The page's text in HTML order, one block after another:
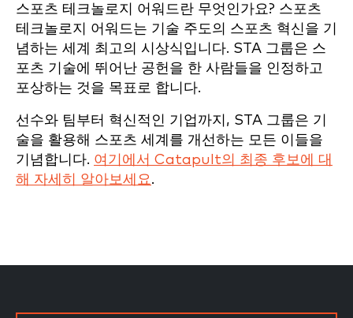
스포츠 테크놀로지 어워드란 무엇인가요? 스포츠
테크놀로지 어워드는 기술 주도의 스포츠 혁신을 기
념하는 세계 최고의 시상식입니다. STA 그룹은 스
포츠 기술에 뛰어난 공헌을 한 사람들을 인정하고
포상하는 것을 목표로 합니다.
선수와 팀부터 혁신적인 기업까지, STA 그룹은 기
술을 활용해 스포츠 세계를 개선하는 모든 이들을
기념합니다. 여기에서 Catapult의 최종 후보에 대
해 자세히 알아보세요 .